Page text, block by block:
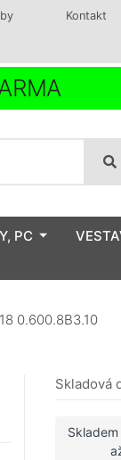
Kontakt
PC
0.600.8B3.10
Skladová